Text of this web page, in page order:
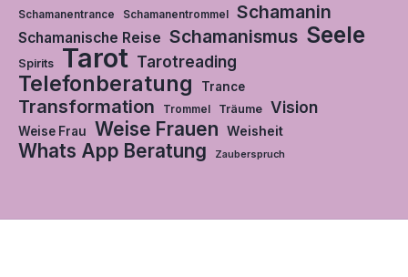
Schamanentrance
Schamanentrommel Schamanin
Schamanische Reise Schamanismus Seele
Spirits Tarot Tarotreading
Telefonberatung Trance
Transformation Trommel Träume Vision
Weise Frau Weise Frauen Weisheit
Whats App Beratung Zauberspruch